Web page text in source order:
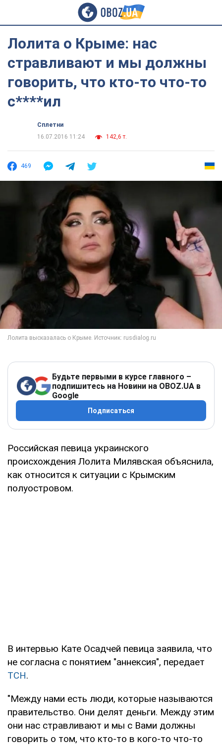
Лолита о Крыме: нас
стравливают и мы должны
говорить, что кто-то что-то
с****ил
Сплетни
16.07.2016 11:24
142,6 т.
469
Будьте первыми в курсе главного –
подпишитесь на Новини на OBOZ.UA в
Google
Подписаться
Российская певица украинского
происхождения Лолита Милявская объяснила,
как относится к ситуации с Крымским
полуостровом.
В интервью Кате Осадчей певица заявила, что
не согласна с понятием "аннексия", передает
ТСН.
"Между нами есть люди, которые называются
правительство. Они делят деньги. Между этим
они нас стравливают и мы с Вами должны
говорить о том, что кто-то в кого-то что-то